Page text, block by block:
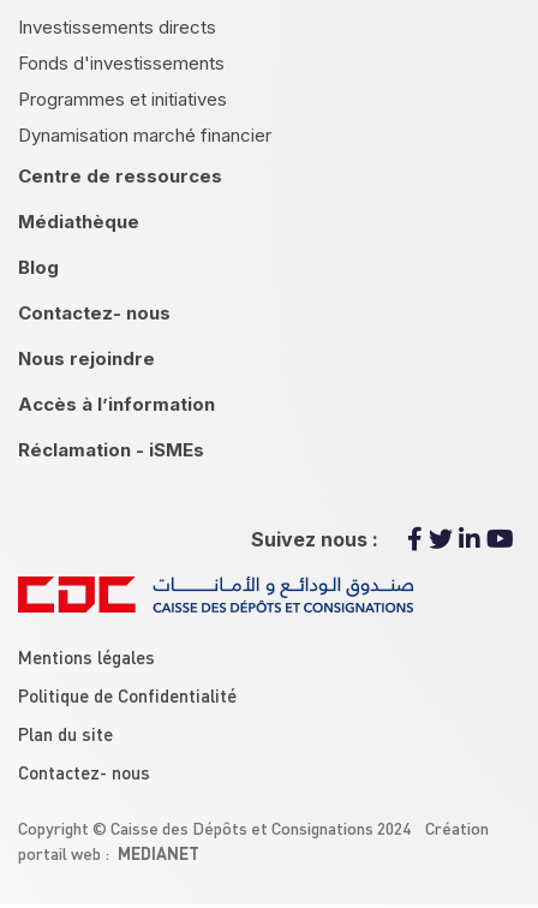
Investissements directs
Fonds d'investissements
Programmes et initiatives
Dynamisation marché financier
Centre de ressources
Médiathèque
Blog
Contactez- nous
Nous rejoindre
Accès à l’information
Réclamation - iSMEs
Suivez nous :
Mentions légales
Politique de Confidentialité
Plan du site
Contactez- nous
Copyright © Caisse des Dépôts et Consignations 2024 Création
portail web : MEDIANET